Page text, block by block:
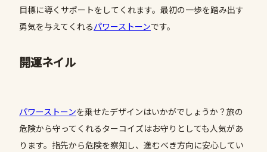
目標に導くサポートをしてくれます。最初の一歩を踏み出す
勇気を与えてくれるパワーストーンです。
開運ネイル
パワーストーンを乗せたデザインはいかがでしょうか？旅の
危険から守ってくれるターコイズはお守りとしても人気があ
ります。指先から危険を察知し、進むべき方向に安心してい